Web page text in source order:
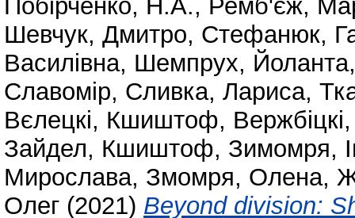
Побірченко, Н.А., Ремб'єж,
Шевчук, Дмитро, Стефанюк,
Василівна, Шемпрух, Йоланта
Славомір, Сливка, Лариса,
Вєлецкі, Кшиштоф,
Зайдел, Кшиштоф, Зимомря,
Мирослава, Змомря, Олена,
Олег (2021) Beyond division: